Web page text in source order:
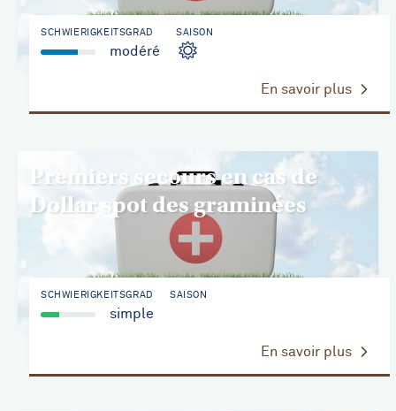
SCHWIERIGKEITSGRAD
modéré
SAISON
En savoir plus
Premiers secours en cas de
Dollar spot des graminées
SCHWIERIGKEITSGRAD
simple
SAISON
En savoir plus